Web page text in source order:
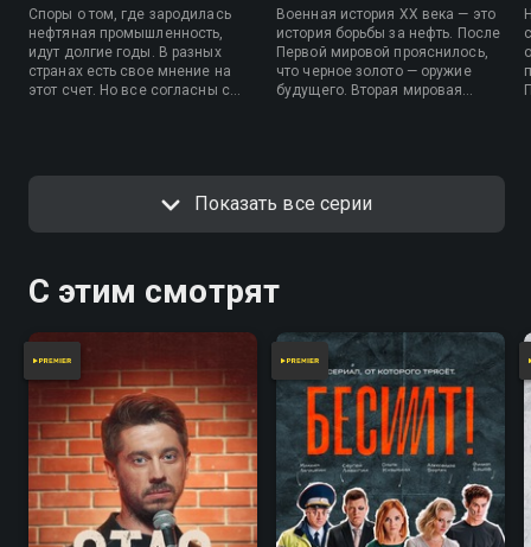
Споры о том, где зародилась
нефтяная промышленность,
идут долгие годы. В разных
странах есть свое мнение на
этот счет. Но все согласны с
стремительно расти.
Военная история XX века — это
история борьбы за нефть. После
Первой мировой прояснилось,
что черное золото — оружие
будущего. Вторая мировая
Показать все серии
С этим смотрят